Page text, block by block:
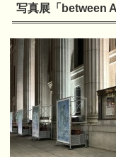
写真展「between